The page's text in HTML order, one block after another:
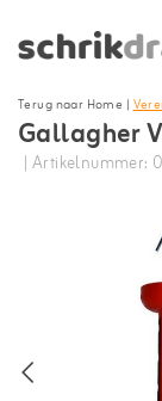
Terug naar Home |
Gallagher
| Artikelnummer: